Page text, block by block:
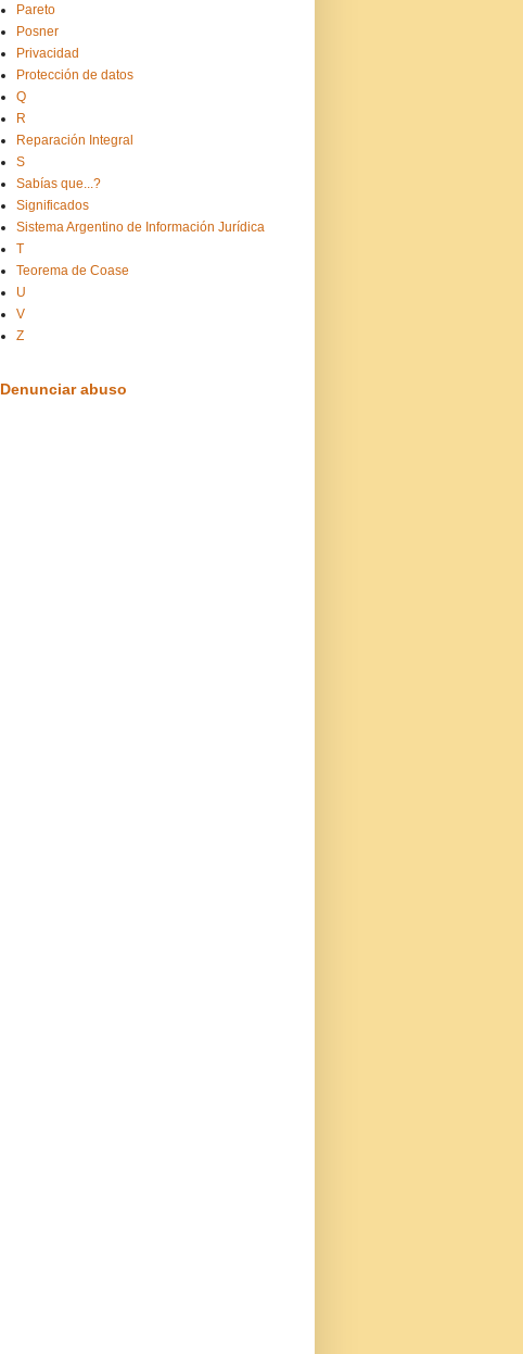
Pareto
Posner
Privacidad
Protección de datos
Q
R
Reparación Integral
S
Sabías que...?
Significados
Sistema Argentino de Información Jurídica
T
Teorema de Coase
U
V
Z
Denunciar abuso